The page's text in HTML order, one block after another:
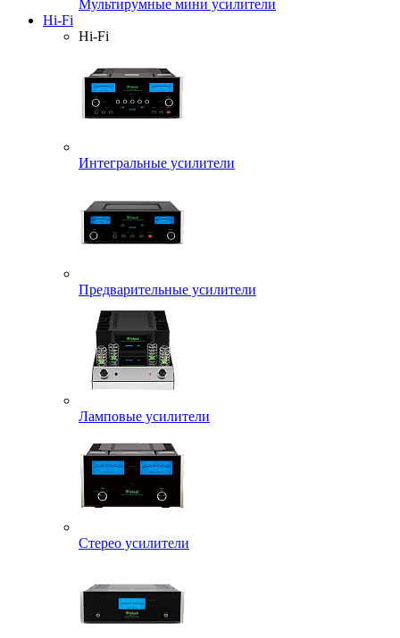
Мультирумные мини усилители
Hi-Fi
Hi-Fi
Интегральные усилители
Предварительные усилители
Ламповые усилители
Стерео усилители